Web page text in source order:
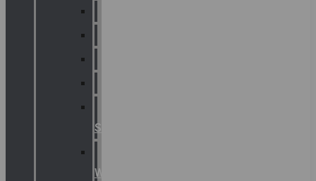
Signaling
Warning